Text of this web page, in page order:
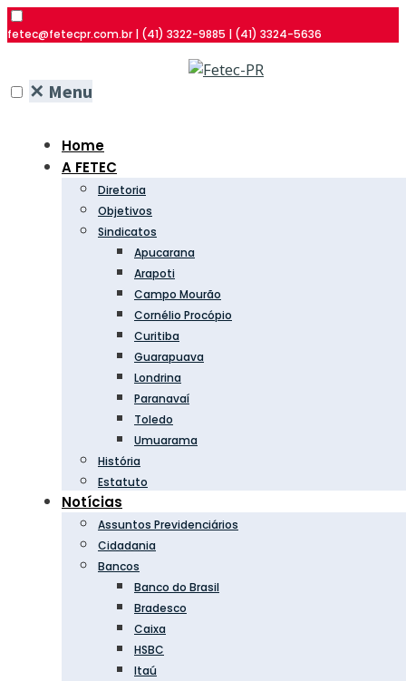
fetec@fetecpr.com.br | (41) 3322-9885 | (41) 3324-5636
✕ Menu
Home
A FETEC
Diretoria
Objetivos
Sindicatos
Apucarana
Arapoti
Campo Mourão
Cornélio Procópio
Curitiba
Guarapuava
Londrina
Paranavaí
Toledo
Umuarama
História
Estatuto
Notícias
Assuntos Previdenciários
Cidadania
Bancos
Banco do Brasil
Bradesco
Caixa
HSBC
Itaú